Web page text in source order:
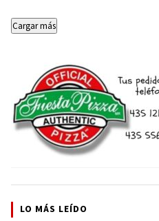
Cargar más
LO MÁS LEÍDO